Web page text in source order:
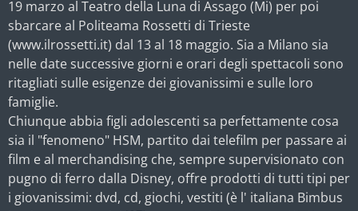
19 marzo al Teatro della Luna di Assago (Mi) per poi
sbarcare al Politeama Rossetti di Trieste
(www.ilrossetti.it) dal 13 al 18 maggio. Sia a Milano sia
nelle date successive giorni e orari degli spettacoli sono
ritagliati sulle esigenze dei giovanissimi e sulle loro
famiglie.
Chiunque abbia figli adolescenti sa perfettamente cosa
sia il "fenomeno" HSM, partito dai telefilm per passare ai
film e al merchandising che, sempre supervisionato con
pugno di ferro dalla Disney, offre prodotti di tutti tipi per
i giovanissimi: dvd, cd, giochi, vestiti (è l' italiana Bimbus